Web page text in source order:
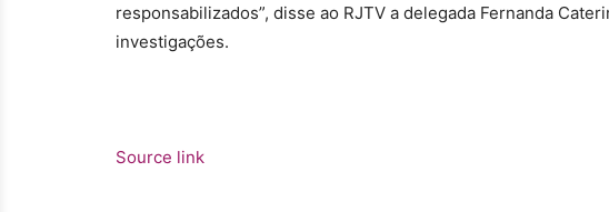
responsabilizados”, disse ao RJTV a delegada Fernanda
investigações.
Source link